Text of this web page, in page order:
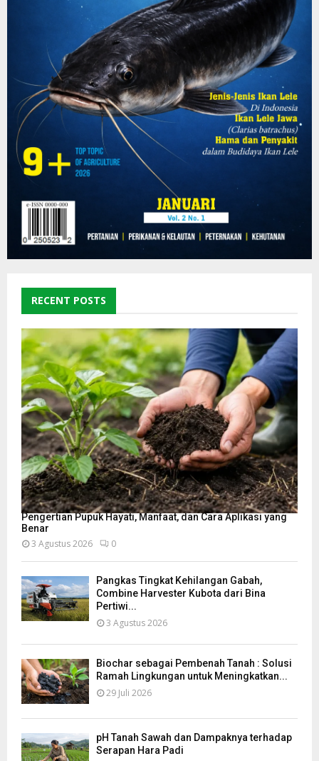
RECENT POSTS
Pengertian Pupuk Hayati, Manfaat, dan Cara Aplikasi yang
Benar
3 Agustus 2026 0
Pangkas Tingkat Kehilangan Gabah,
Combine Harvester Kubota dari Bina
Pertiwi...
3 Agustus 2026
Biochar sebagai Pembenah Tanah : Solusi
Ramah Lingkungan untuk Meningkatkan...
29 Juli 2026
pH Tanah Sawah dan Dampaknya terhadap
Serapan Hara Padi